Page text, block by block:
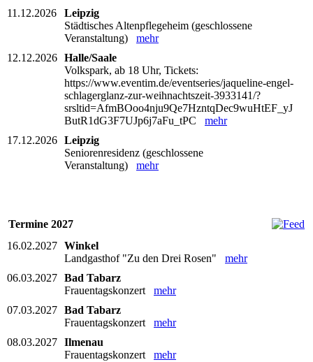
11.12.2026
Leipzig
Städtisches Altenpflegeheim (geschlossene
Veranstaltung) mehr
12.12.2026 Halle/Saale
Volkspark, ab 18 Uhr, Tickets:
https://www.eventim.de/eventseries/jaqueline-engel-
schlagerglanz-zur-weihnachtszeit-3933141/?
srsltid=AfmBOoo4nju9Qe7HzntqDec9wuHtEF_yJ
ButR1dG3F7UJp6j7aFu_tPC mehr
17.12.2026 Leipzig
Seniorenresidenz (geschlossene
Veranstaltung) mehr
Termine 2027
16.02.2027 Winkel
Landgasthof "Zu den Drei Rosen" mehr
06.03.2027 Bad Tabarz
Frauentagskonzert mehr
07.03.2027 Bad Tabarz
Frauentagskonzert mehr
08.03.2027 Ilmenau
Frauentagskonzert mehr